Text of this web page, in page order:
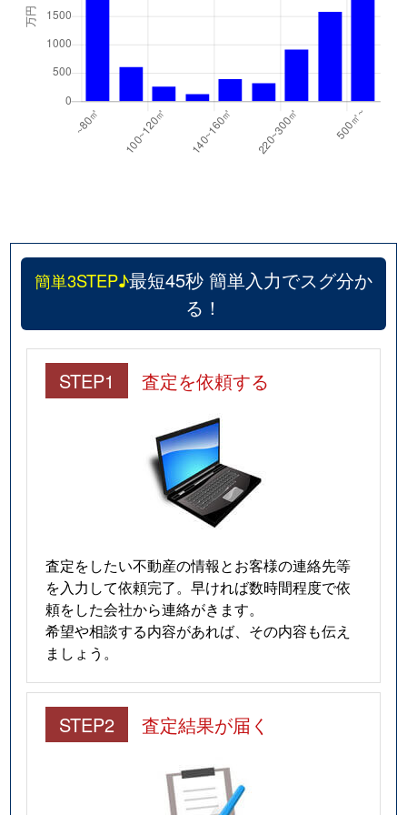
簡単3STEP♪最短45秒 簡単入力でスグ分か
る！
STEP1 査定を依頼する
査定をしたい不動産の情報とお客様の連絡先等
を入力して依頼完了。早ければ数時間程度で依
頼をした会社から連絡がきます。
希望や相談する内容があれば、その内容も伝え
ましょう。
STEP2 査定結果が届く